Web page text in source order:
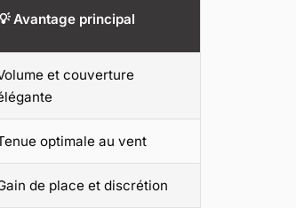
Avantage principal
et couverture
optimale au vent
de place et discrétion